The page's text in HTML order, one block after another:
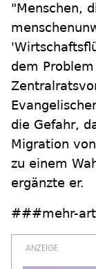
"Menschen,
dem
die Gefahr,
Migration
zu einem
ergänzte er.
###mehr-